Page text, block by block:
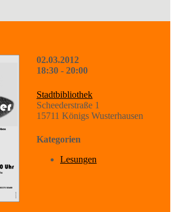
02.03.2012
18:30 - 20:00
Stadtbibliothek
Scheederstraße 1
15711 Königs Wusterhausen
Kategorien
Lesungen